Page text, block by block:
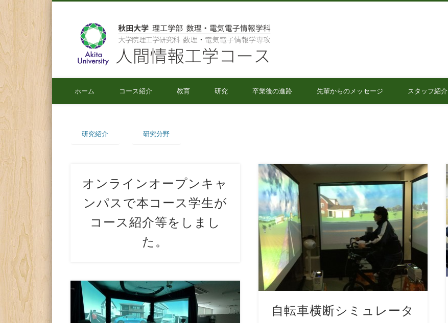
秋田大学 理工学部 数理・電気電子情報学科
ホーム コース紹介 教育 研究 卒業後の進路 先輩からのメッセージ スタッフ紹介
研究紹介 研究分野
オンラインオープンキャ
ンパスで本コース学生が
コース紹介等をしまし
た。
自転車横断シミュレータ